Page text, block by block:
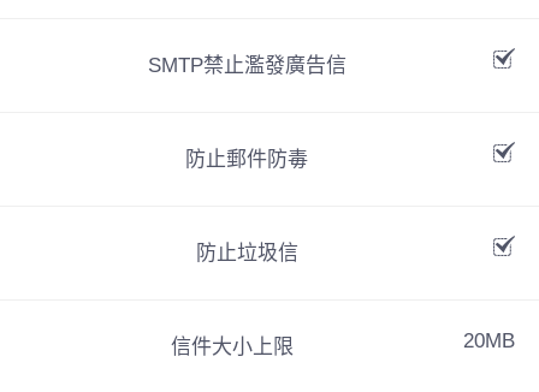
SMTP禁止濫發廣告信
防止郵件防毒
防止垃圾信
信件大小上限 20MB